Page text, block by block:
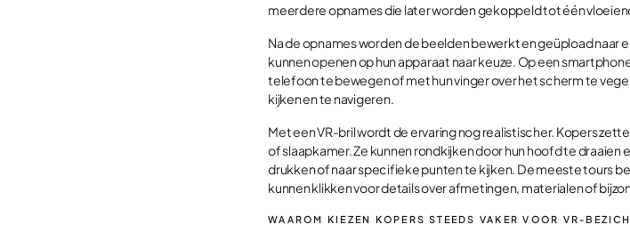
meerdere opnames die later worden gekoppeld tot één
Na de opnames worden de beelden bewerkt en geüpload naar
kunnen openen op hun apparaat naar keuze. Op een
telefoon te bewegen of met hun vinger over het scherm te
kijken en te navigeren.
Met een VR-bril wordt de ervaring nog realistischer. Kopers
of slaapkamer. Ze kunnen rondkijken door hun hoofd te draaien
drukken of naar specifieke punten te kijken. De meeste tours
kunnen klikken voor details over afmetingen, materialen of
WAAROM KIEZEN KOPERS STEEDS VAKER VOOR VR-